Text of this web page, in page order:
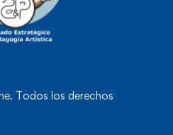
Todos los derechos